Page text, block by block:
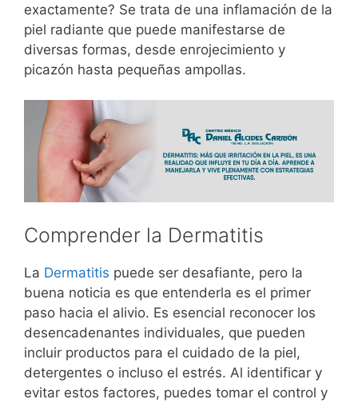
exactamente? Se trata de una inflamación de la
piel radiante que puede manifestarse de
diversas formas, desde enrojecimiento y
picazón hasta pequeñas ampollas.
Comprender la Dermatitis
La Dermatitis puede ser desafiante, pero la
buena noticia es que entenderla es el primer
paso hacia el alivio. Es esencial reconocer los
desencadenantes individuales, que pueden
incluir productos para el cuidado de la piel,
detergentes o incluso el estrés. Al identificar y
evitar estos factores, puedes tomar el control y